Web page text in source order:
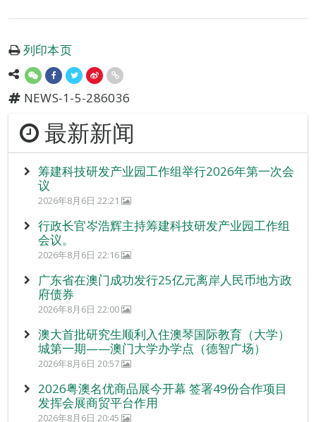
列印本页
NEWS-1-5-286036
最新新闻
筹建科技研发产业园工作组举行2026年第一次会
议
2026年8月6日 22:21
行政长官岑浩辉主持筹建科技研发产业园工作组
会议。
2026年8月6日 22:16
广东省在澳门成功发行25亿元离岸人民币地方政
府债券
2026年8月6日 22:00
澳大首批研究生顺利入住澳琴国际教育（大学）
城第一期——澳门大学办学点（德智广场）
2026年8月6日 20:57
2026粤澳名优商品展今开幕 签署49份合作项目
发挥会展商贸平台作用
2026年8月6日 20:45